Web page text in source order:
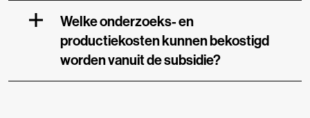
Welke onderzoeks- en
productiekosten kunnen bekostigd
worden vanuit de subsidie?